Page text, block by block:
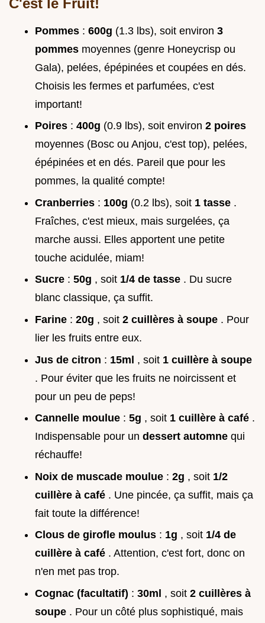
Pommes : 600g (1.3 lbs), soit environ 3
pommes moyennes (genre Honeycrisp ou
Gala), pelées, épépinées et coupées en dés.
Choisis les fermes et parfumées, c'est
important!
Poires : 400g (0.9 lbs), soit environ 2 poires
moyennes (Bosc ou Anjou, c'est top), pelées,
épépinées et en dés. Pareil que pour les
pommes, la qualité compte!
Cranberries : 100g (0.2 lbs), soit 1 tasse .
Fraîches, c'est mieux, mais surgelées, ça
marche aussi. Elles apportent une petite
touche acidulée, miam!
Sucre : 50g , soit 1/4 de tasse . Du sucre
blanc classique, ça suffit.
Farine : 20g , soit 2 cuillères à soupe . Pour
lier les fruits entre eux.
Jus de citron : 15ml , soit 1 cuillère à soupe
. Pour éviter que les fruits ne noircissent et
pour un peu de peps!
Cannelle moulue : 5g , soit 1 cuillère à café .
Indispensable pour un dessert automne qui
réchauffe!
Noix de muscade moulue : 2g , soit 1/2
cuillère à café . Une pincée, ça suffit, mais ça
fait toute la différence!
Clous de girofle moulus : 1g , soit 1/4 de
cuillère à café . Attention, c'est fort, donc on
n'en met pas trop.
Cognac (facultatif) : 30ml , soit 2 cuillères à
soupe . Pour un côté plus sophistiqué, mais